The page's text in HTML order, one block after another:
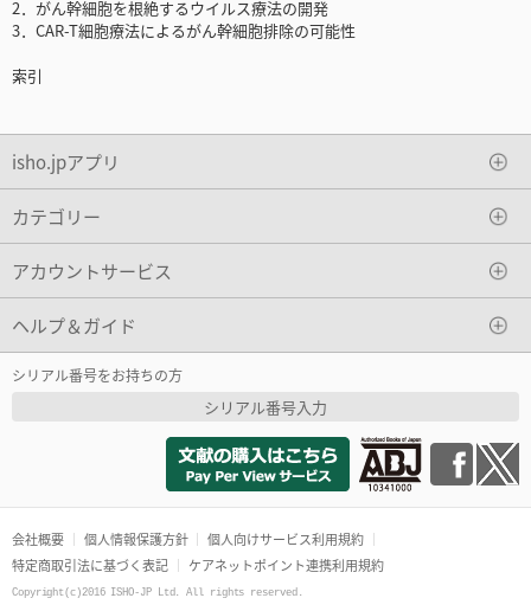
2．がん幹細胞を根絶するウイルス療法の開発
3．CAR-T細胞療法によるがん幹細胞排除の可能性
索引
isho.jpアプリ
カテゴリー
アカウントサービス
ヘルプ＆ガイド
シリアル番号をお持ちの方
シリアル番号入力
会社概要 個人情報保護方針
個人向けサービス利用規約
特定商取引法に基づく表記
ケアネットポイント連携利用規約
Copyright(c)2016 ISHO-JP Ltd. All rights reserved.